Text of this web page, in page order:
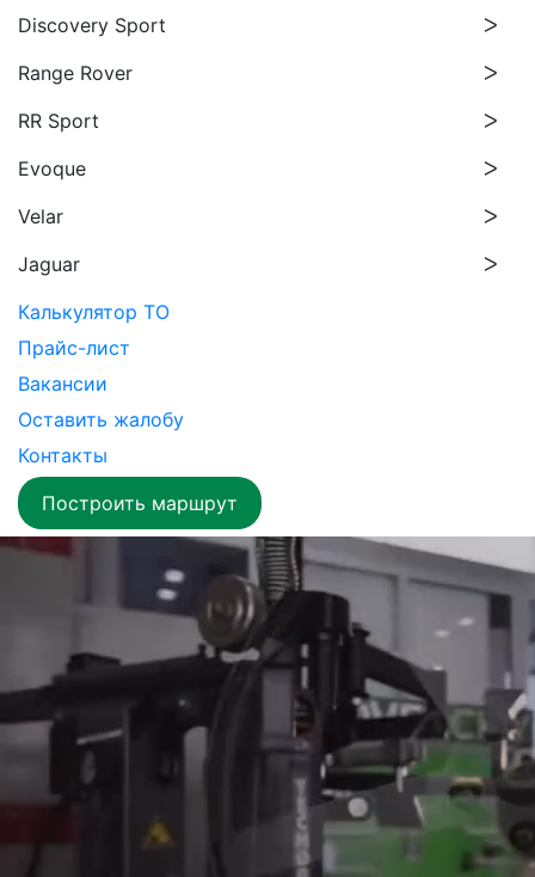
Discovery Sport
Range Rover
RR Sport
Evoque
Velar
Jaguar
Калькулятор ТО
Прайс-лист
Вакансии
Оставить жалобу
Контакты
Построить маршрут